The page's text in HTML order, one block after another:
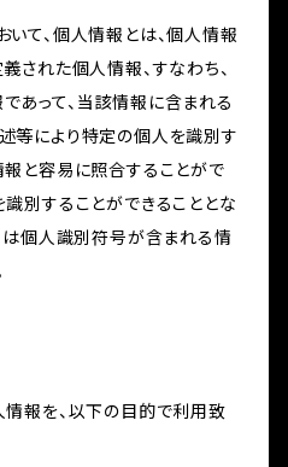
て、個人情報とは、個人情報
された個人情報、すなわち、
あって、当該情報に含まれる
等により特定の個人を識別す
報と容易に照合することがで
識別することができることとな
は個人識別符号が含まれる情
情報を、以下の目的で利用致